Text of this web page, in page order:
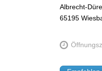
Albrecht-
65195